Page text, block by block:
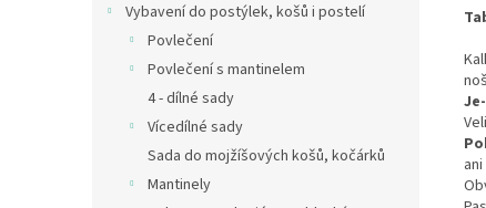
Vybavení do postýlek, košů i postelí
Povlečení
Povlečení s mantinelem
4 - dílné sady
Vícedílné sady
Sada do mojžíšových košů, kočárků
Mantinely